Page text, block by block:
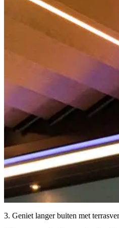
3. Geniet langer buiten met